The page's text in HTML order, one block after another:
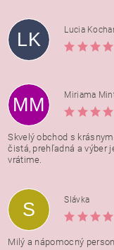
Vložením
osobných údajov
LK
Lucia
MM
Miriama
Skvelý obchod s
čistá, prehľadná a výber
vrátime.
S
Slávka
Milý a nápomocný